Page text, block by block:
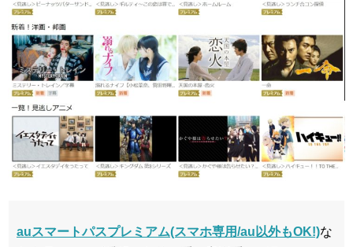
auスマートパスプレミアム(スマホ専用/au以外もOK!)な